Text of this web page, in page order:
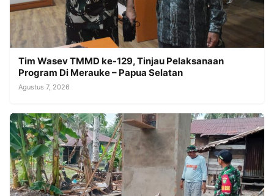
Tim Wasev TMMD ke-129, Tinjau Pelaksanaan
Program Di Merauke – Papua Selatan
Agustus 7, 2026